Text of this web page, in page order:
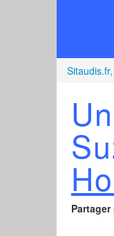
Partager